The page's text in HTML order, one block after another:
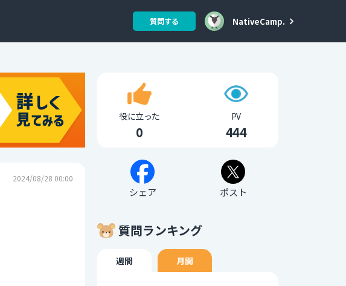
質問する NativeCamp.
2024/08/28 00:00
役に立った
0
PV
444
シェア ポスト
質問ランキング
週間 月間